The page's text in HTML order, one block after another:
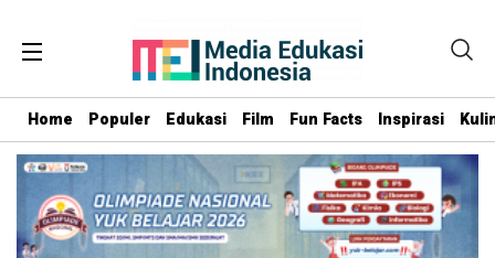
Home Populer Edukasi Film Fun Facts Inspirasi